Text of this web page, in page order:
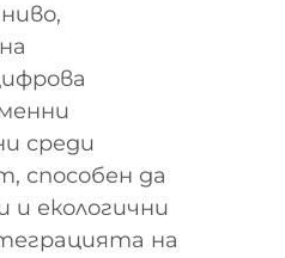
среди
способен да
екологични
на